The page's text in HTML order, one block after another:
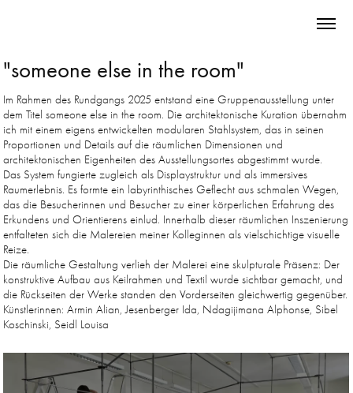
"someone else in the room"
Im Rahmen des Rundgangs 2025 entstand eine Gruppenausstellung unter
dem Titel someone else in the room. Die architektonische Kuration übernahm
ich mit einem eigens entwickelten modularen Stahlsystem, das in seinen
Proportionen und Details auf die räumlichen Dimensionen und
architektonischen Eigenheiten des Ausstellungsortes abgestimmt wurde.
Das System fungierte zugleich als Displaystruktur und als immersives
Raumerlebnis. Es formte ein labyrinthisches Geflecht aus schmalen Wegen,
das die Besucherinnen und Besucher zu einer körperlichen Erfahrung des
Erkundens und Orientierens einlud. Innerhalb dieser räumlichen Inszenierung
entfalteten sich die Malereien meiner Kolleginnen als vielschichtige visuelle
Reize.
Die räumliche Gestaltung verlieh der Malerei eine skulpturale Präsenz: Der
konstruktive Aufbau aus Keilrahmen und Textil wurde sichtbar gemacht, und
die Rückseiten der Werke standen den Vorderseiten gleichwertig gegenüber.
Künstlerinnen: Armin Alian, Jesenberger Ida, Ndagijimana Alphonse, Sibel
Koschinski, Seidl Louisa